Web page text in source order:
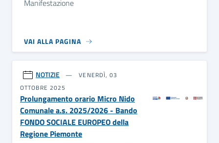
Manifestazione
VAI ALLA PAGINA
NOTIZIE
VENERDÌ, 03
OTTOBRE 2025
Prolungamento orario Micro Nido
Comunale a.s. 2025/2026 - Bando
FONDO SOCIALE EUROPEO della
Regione Piemonte